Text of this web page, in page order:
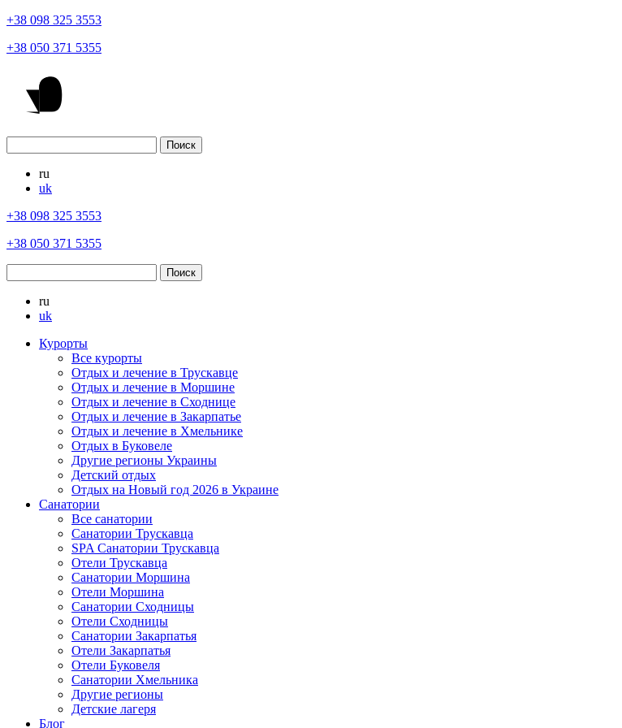
+38 098 325 3553
+38 050 371 5355
ru
uk
+38 098 325 3553
+38 050 371 5355
ru
uk
Курорты
Все курорты
Отдых и лечение в Трускавце
Отдых и лечение в Моршине
Отдых и лечение в Сходнице
Отдых и лечение в Закарпатье
Отдых и лечение в Хмельнике
Отдых в Буковеле
Другие регионы Украины
Детский отдых
Отдых на Новый год 2026 в Украине
Санатории
Все санатории
Санатории Трускавца
SPA Санатории Трускавца
Отели Трускавца
Санатории Моршина
Отели Моршина
Санатории Сходницы
Отели Сходницы
Санатории Закарпатья
Отели Закарпатья
Отели Буковеля
Санатории Хмельника
Другие регионы
Детские лагеря
Блог